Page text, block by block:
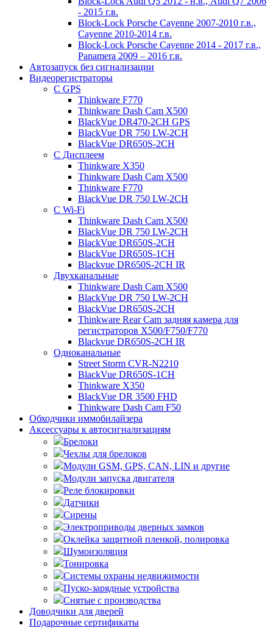
- 2015 г.в.
Block-Lock Porsche Cayenne 2007-2010 г.в.,
Cayenne 2010-2014 г.в.
Block-Lock Porsche Cayenne 2014 - 2017 г.в.,
Panamera 2009 – 2016 г.в.
Автозапуск без сигнализации
Видеорегистраторы
С GPS
Thinkware F770
Thinkware Dash Cam X500
BlackVue DR470-2CH GPS
BlackVue DR 750 LW-2CH
BlackVue DR650S-2CH
С Дисплеем
Thinkware X350
Thinkware Dash Cam X500
Thinkware F770
BlackVue DR 750 LW-2CH
С Wi-Fi
Thinkware Dash Cam X500
BlackVue DR 750 LW-2CH
BlackVue DR650S-2CH
BlackVue DR650S-1CH
Blackvue DR650S-2CH IR
Двухканальные
Thinkware Dash Cam X500
BlackVue DR 750 LW-2CH
BlackVue DR650S-2CH
Thinkware Rear Cam задняя камера для
регистраторов X500/F750/F770
Blackvue DR650S-2CH IR
Одноканальные
Street Storm CVR-N2210
BlackVue DR650S-1CH
Thinkware X350
BlackVue DR 3500 FHD
Thinkware Dash Cam F50
Обходчики иммобилайзера
Аксессуары к автосигнализациям
Брелоки
Чехлы для брелоков
Модули GSM, GPS, CAN, LIN и другие
Модули запуска двигателя
Реле блокировки
Датчики
Сирены
Электроприводы дверных замков
Оклейка защитной пленкой, полировка
Шумоизоляция
Тонировка
Системы охраны недвижимости
Пуско-зарядные устройства
Снятые с производства
Доводчики для дверей
Подарочные сертификаты